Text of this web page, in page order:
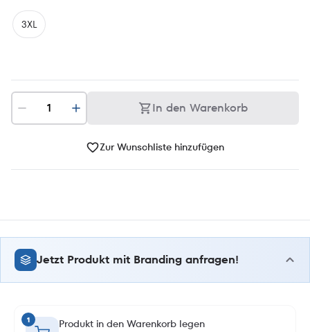
3XL
In den Warenkorb
Zur Wunschliste hinzufügen
Jetzt Produkt mit Branding anfragen!
1 Produkt in den Warenkorb legen